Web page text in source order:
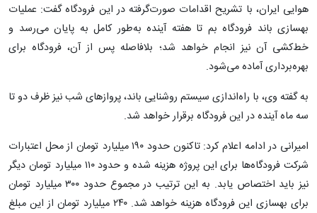
هوایی ایران، با تشریح اقدامات صورت‌گرفته در این فرودگاه گفت: عملیات
بهسازی باند فرودگاه بم تا هفته آینده به‌طور کامل به پایان می‌رسد و
خط‌کشی آن نیز انجام خواهد شد؛ بلافاصله پس از آن، فرودگاه برای
بهره‌برداری آماده می‌شود.
به گفته وی، با راه‌اندازی سیستم روشنایی باند، پروازهای شب نیز ظرف دو تا
سه ماه آینده در این فرودگاه برقرار خواهد شد.
امیرانی در ادامه اعلام کرد: تاکنون حدود ۱۹۰ میلیارد تومان از محل اعتبارات
شرکت فرودگاه‌ها برای این پروژه هزینه شده و حدود ۱۱۰ میلیارد تومان دیگر
نیز باید اختصاص یابد. به این ترتیب در مجموع حدود ۳۰۰ میلیارد تومان
برای بهسازی این فرودگاه هزینه خواهد شد. ۲۴۰ میلیارد تومان از این مبلغ